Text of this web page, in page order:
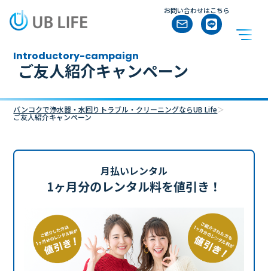
お問い合わせはこちら
introductory-campaign
ご友人紹介キャンペーン
バンコクで浄水器・水回りトラブル・クリーニングならUB Life＞
ご友人紹介キャンペーン
月払いレンタル
1ヶ月分のレンタル料を値引き！